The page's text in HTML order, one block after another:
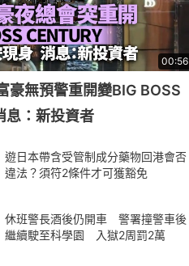
00:56
豪無預警重開變BIG BOSS
：新投資者
遊日本帶含受管制成分藥物回港會否
違法？須符2條件才可獲豁免
休班警長酒後仍開車 警署撞警車後
繼續駛至科學園 入獄2周罰2萬